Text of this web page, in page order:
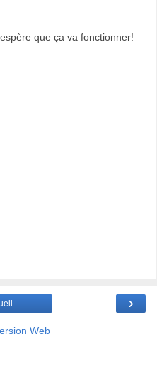
que ça va fonctionner!
›
Web